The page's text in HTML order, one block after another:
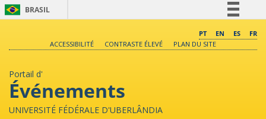
BRASIL
Comunica BR
PT EN ES
FR
ACCESSIBILITÉ
CONTRASTE ÉLEVÉ PLAN DU SITE
Portail d'
Événements
UNIVERSITÉ FÉDÉRALE D'UBERLÂNDIA